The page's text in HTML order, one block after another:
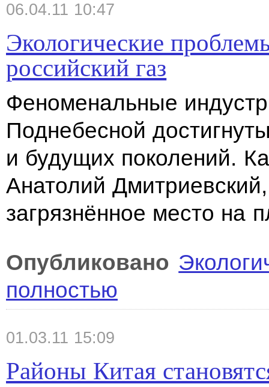
06.04.11 10:47
Экологические
российский газ
Феноменальные
Поднебесной
и будущих поколений.
Анатолий
загрязнённое место на
Опубликовано
полностью
01.03.11 15:09
Районы Китая